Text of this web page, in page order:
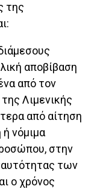
της
αποβίβαση
από τον
Λιμενικής
από αίτηση
νόμιμα
στην
των
ο χρόνος